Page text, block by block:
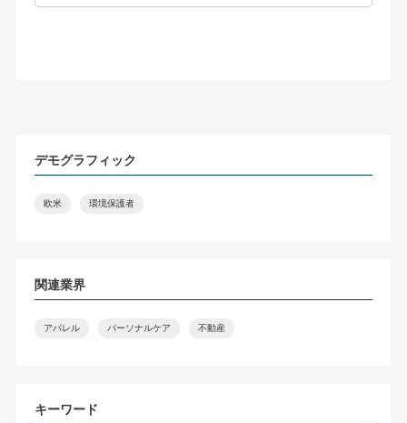
デモグラフィック
欧米 環境保護者
関連業界
アパレル パーソナルケア 不動産
キーワード